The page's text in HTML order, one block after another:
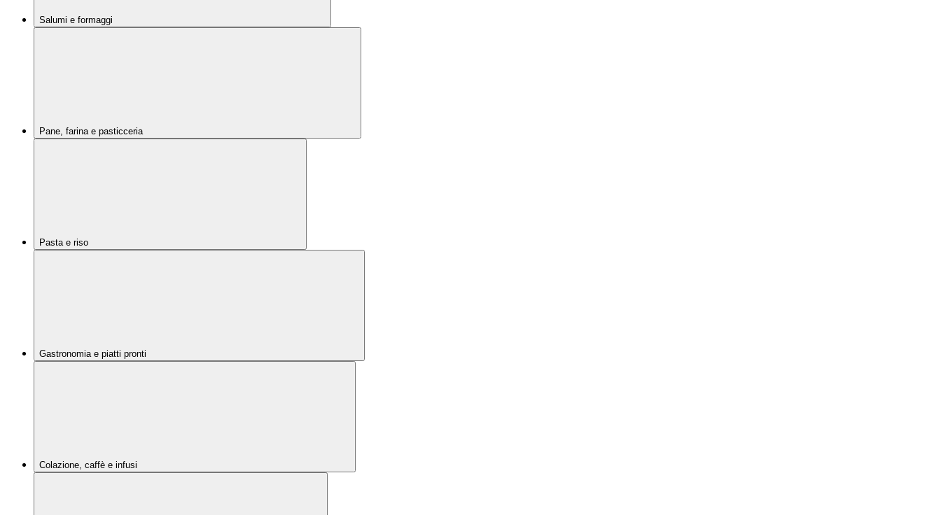
Salumi e formaggi
Pane, farina e pasticceria
Pasta e riso
Gastronomia e piatti pronti
Colazione, caffè e infusi